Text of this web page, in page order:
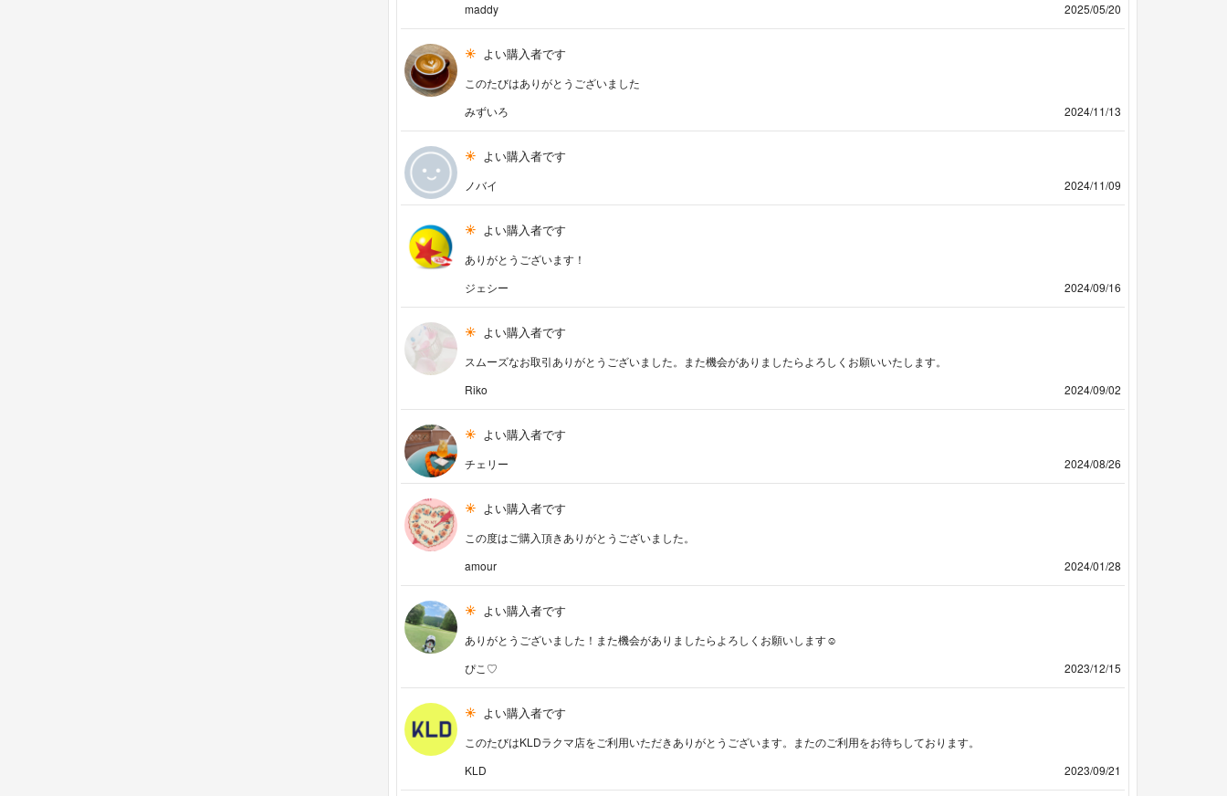
maddy
2025/05/20
よい購入者です
このたびはありがとうございました
みずいろ
2024/11/13
よい購入者です
ノバイ 2024/11/09
よい購入者です
ありがとうございます！
ジェシー
2024/09/16
よい購入者です
スムーズなお取引ありがとうございました。また機会がありましたらよろしくお願いいたします。
Riko
2024/09/02
よい購入者です
チェリー 2024/08/26
よい購入者です
この度はご購入頂きありがとうございました。
amour
2024/01/28
よい購入者です
ありがとうございました！また機会がありましたらよろしくお願いします☺︎
ぴこ♡
2023/12/15
よい購入者です
このたびはKLDラクマ店をご利用いただきありがとうございます。またのご利用をお待ちしております。
KLD
2023/09/21